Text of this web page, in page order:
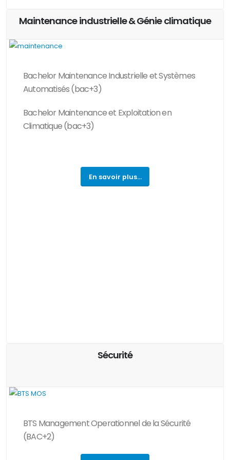
Maintenance industrielle & Génie climatique
Bachelor Maintenance Industrielle et Systèmes
Automatisés (bac+3)
Bachelor Maintenance et Exploitation en
Climatique(bac+3)
En savoir plus...
Sécurité
BTS Management Operationnel de la Sécurité
(BAC+2)